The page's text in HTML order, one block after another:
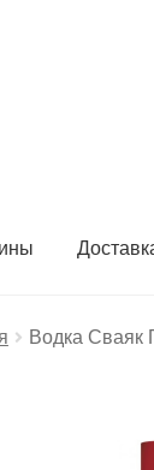
Водка Сваяк